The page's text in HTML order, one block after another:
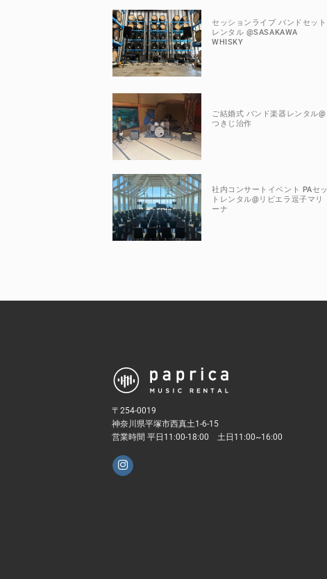
セッションライブ バンドセット
レンタル @SASAKAWA
WHISKY
ご結婚式 バンド楽器レンタル@
つきじ治作
社内コンサートイベント PAセッ
トレンタル@リビエラ逗子マリ
ーナ
〒254-0019
神奈川県平塚市西真土1-6-15
営業時間 平日11:00-18:00 土日11:00~16:00